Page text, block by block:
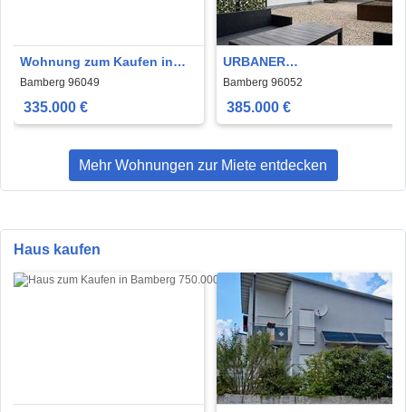
Wohnung zum Kaufen in
Bamberg 335.000 € 83.53 m²
Bamberg 96049
335.000 €
URBANER
INDUSTRIECHARME MIT
ZWEI TERRASSEN
Bamberg 96052
385.000 €
Mehr Wohnungen zur Miete entdecken
Haus kaufen